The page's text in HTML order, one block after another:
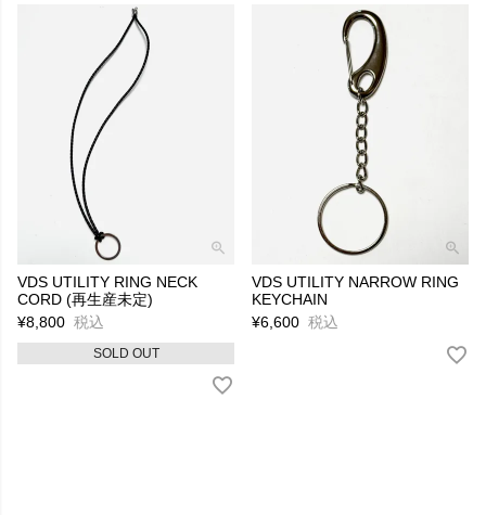
VDS UTILITY RING NECK
CORD (再生産未定)
¥8,800 税込
SOLD OUT
VDS UTILITY NARROW RING
KEYCHAIN
¥6,600 税込